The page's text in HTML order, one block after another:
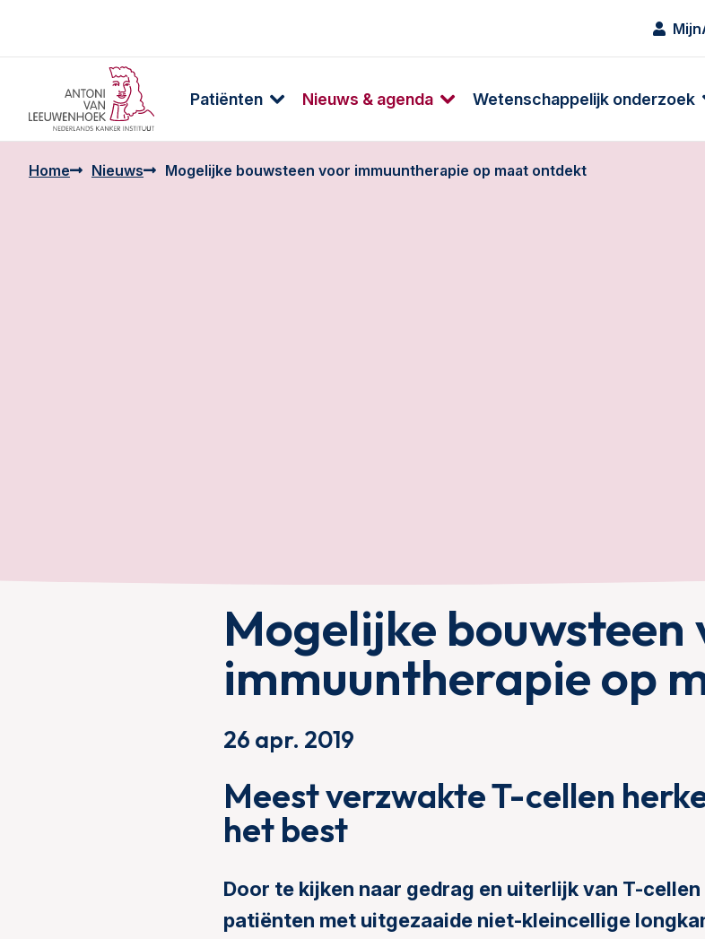
Patiënten Nieuws & agenda Wetenschappelijk onderzoek
Home Nieuws Mogelijke bouwsteen voor immuuntherapie op maat ontdekt
Mogelijke bouwsteen
immuuntherapie op
26 apr. 2019
Meest verzwakte T-cellen
het best
Door te kijken naar gedrag en uiterlijk van T-
patiënten met uitgezaaide niet-kleincellige